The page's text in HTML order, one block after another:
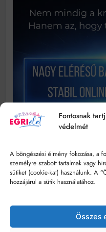
Fontosnak
védelmét
A böngészési élmény fokozása, a
személyre szabott tartalmak vagy
sütiket (cookie-kat) használunk. A
hozzájárul a sütik használatához.
Összes